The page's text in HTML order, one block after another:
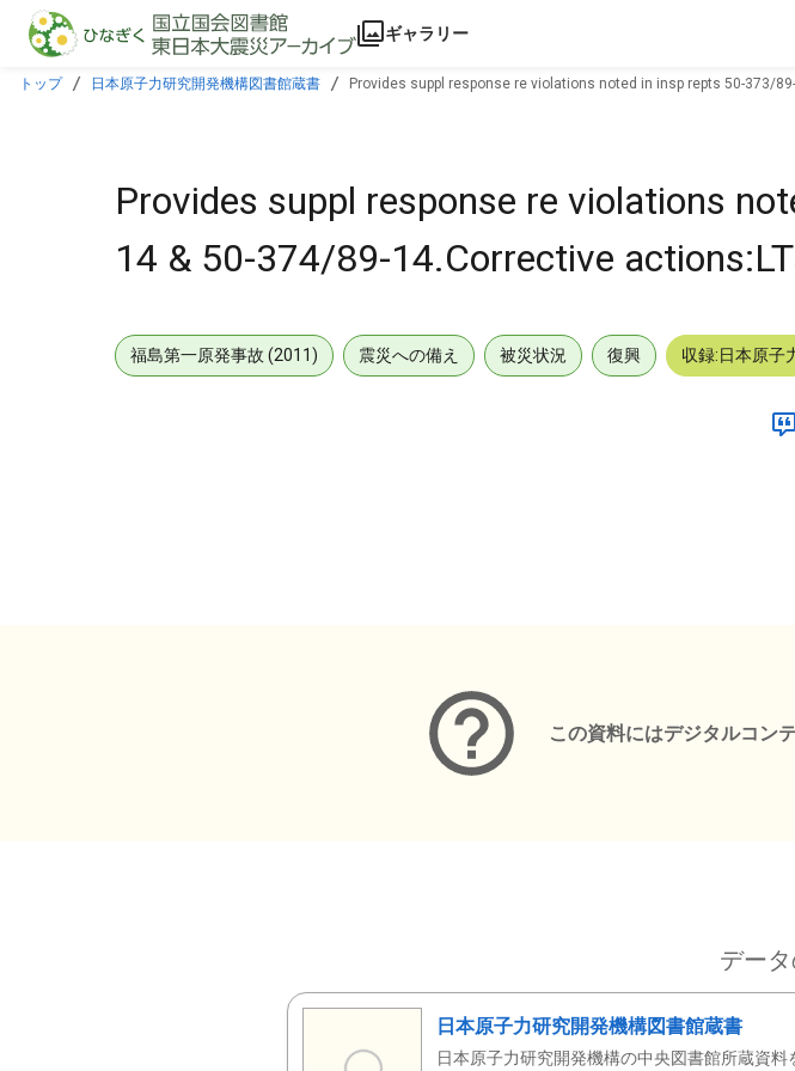
本文に飛ぶ
ギャラリー
トップ 日本原子力研究開発機構図書館蔵書 Provides suppl response re violations noted in insp repts 50-373/
Provides suppl response re violations
14 & 50-374/89-14.Corrective
福島第一原発事故 (2011) 震災への備え 被災状況 復興 収録:日本原子
この資料にはデジタルコン
デー
日本原子力研究開発機構図書館蔵書
日本原子力研究開発機構の中央図書館所蔵資